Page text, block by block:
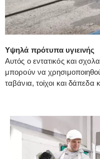
Υψηλά πρότυπα υγιεινής
Αυτός ο εντατικός και
μπορούν να
ταβάνια, τοίχοι και